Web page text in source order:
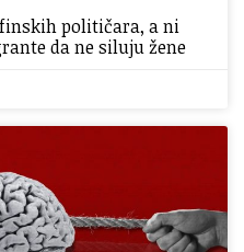
političara, a ni
da ne siluju žene